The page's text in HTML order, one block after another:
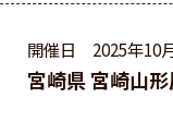
開催日 2025年10月
宮崎県 宮崎山